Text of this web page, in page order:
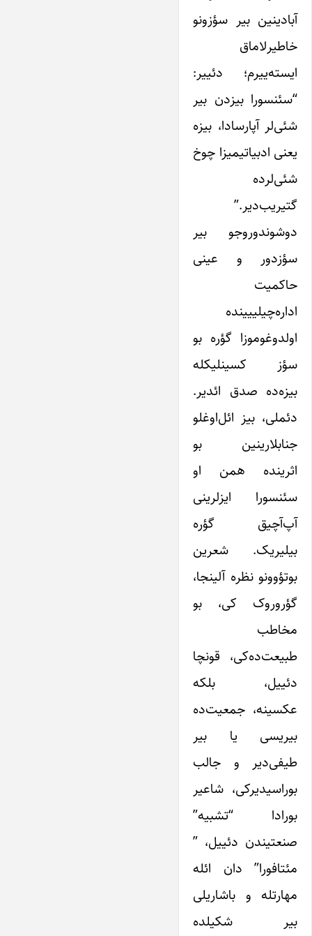
آبادینین بیر سؤزونو
خاطیرلاماق
ایسته‌ییرم؛ دئییر:
“سئنسورا بیزدن بیر
شئی‌لر آپارسادا، بیزه
یعنی ادبیاتیمیزا چوخ
شئی‌لرده
گتیریب‌دیر.”
دوشوندوروجو بیر
سؤزدور و عینی
حاکمیت
اداره‌چیلییینده
اولدوغوموزا گؤره بو
سؤز کسینلیکله
بیزه‌ده صدق ائدیر.
دئملی، بیز ائل‌اوغلو
جنابلارینین بو
اثرینده همن او
سئنسورا ایزلرینی
آپ‌آچیق گؤره
بیلیریک. شعرین
بوتؤوونو نظره آلینجا،
گؤروروک‌ کی، بو
مخاطب
طبیعت‌ده‌کی، قونچا
دئییل، بلکه
عکسینه، جمعیت‌ده
بیریسی یا بیر
طیفی‌دیر و جالب
بوراسیدیرکی، شاعیر
بورادا “تشبیه”
صنعتیندن دئییل، ”
مئتافورا” دان ائله
مهارتله و باشاریلی
بیر شکیلده